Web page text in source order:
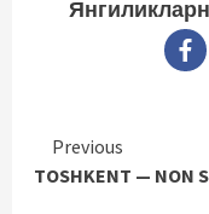
Continue
Reading
Previous
TOSHKENT — NON